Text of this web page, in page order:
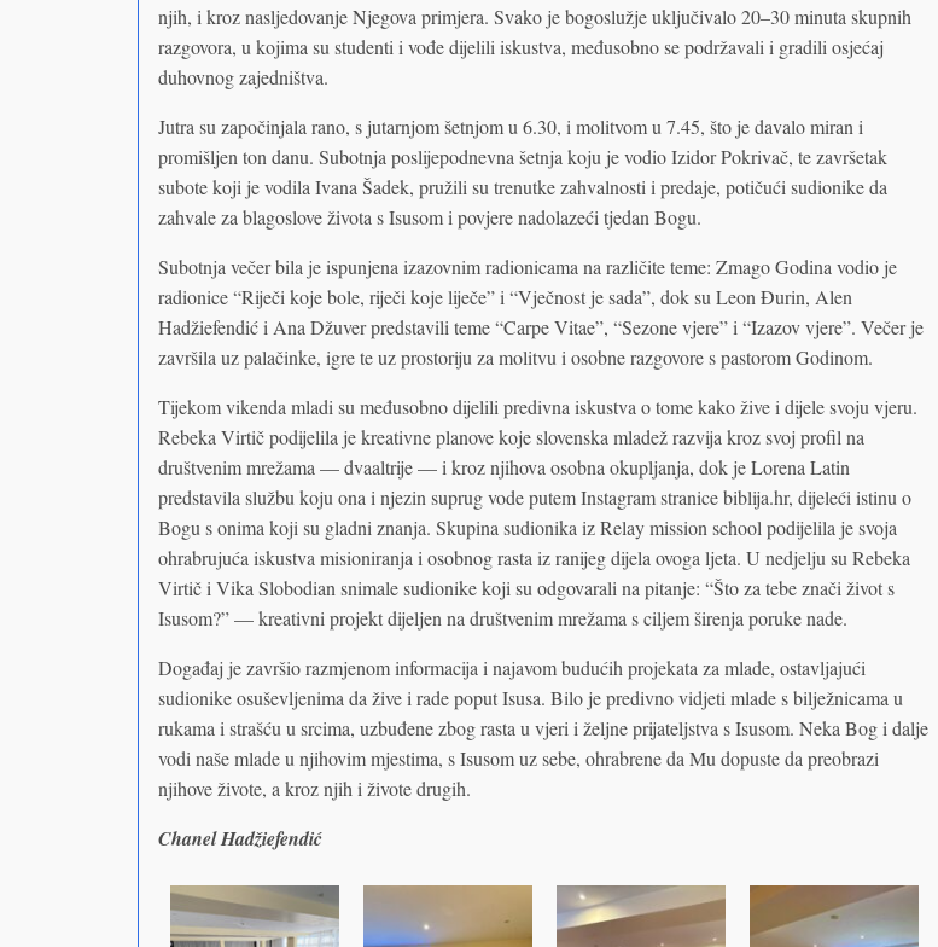
njih, i kroz nasljedovanje Njegova primjera. Svako je bogoslužje uključivalo 20–30 minuta skupnih
razgovora, u kojima su studenti i vođe dijelili iskustva, međusobno se podržavali i gradili osjećaj
duhovnog zajedništva.
Jutra su započinjala rano, s jutarnjom šetnjom u 6.30, i molitvom u 7.45, što je davalo miran i
promišljen ton danu. Subotnja poslijepodnevna šetnja koju je vodio Izidor Pokrivač, te završetak
subote koji je vodila Ivana Šadek, pružili su trenutke zahvalnosti i predaje, potičući sudionike da
zahvale za blagoslove života s Isusom i povjere nadolazeći tjedan Bogu.
Subotnja večer bila je ispunjena izazovnim radionicama na različite teme: Zmago Godina vodio je
radionice “Riječi koje bole, riječi koje liječe” i “Vječnost je sada”, dok su Leon Đurin, Alen
Hadžiefendić i Ana Džuver predstavili teme “Carpe Vitae”, “Sezone vjere” i “Izazov vjere”. Večer je
završila uz palačinke, igre te uz prostoriju za molitvu i osobne razgovore s pastorom Godinom.
Tijekom vikenda mladi su međusobno dijelili predivna iskustva o tome kako žive i dijele svoju vjeru.
Rebeka Virtič podijelila je kreativne planove koje slovenska mladež razvija kroz svoj profil na
društvenim mrežama — dvaaltrije — i kroz njihova osobna okupljanja, dok je Lorena Latin
predstavila službu koju ona i njezin suprug vode putem Instagram stranice biblija.hr, dijeleći istinu o
Bogu s onima koji su gladni znanja. Skupina sudionika iz Relay mission school podijelila je svoja
ohrabrujuća iskustva misioniranja i osobnog rasta iz ranijeg dijela ovoga ljeta. U nedjelju su Rebeka
Virtič i Vika Slobodian snimale sudionike koji su odgovarali na pitanje: “Što za tebe znači život s
Isusom?” — kreativni projekt dijeljen na društvenim mrežama s ciljem širenja poruke nade.
Događaj je završio razmjenom informacija i najavom budućih projekata za mlade, ostavljajući
sudionike osuševljenima da žive i rade poput Isusa. Bilo je predivno vidjeti mlade s bilježnicama u
rukama i strašću u srcima, uzbuđene zbog rasta u vjeri i željne prijateljstva s Isusom. Neka Bog i dalje
vodi naše mlade u njihovim mjestima, s Isusom uz sebe, ohrabrene da Mu dopuste da preobrazi
njihove živote, a kroz njih i živote drugih.
Chanel Hadžiefendić